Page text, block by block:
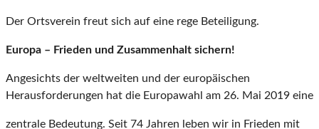
Der Ortsverein freut sich auf eine rege Beteiligung.
Europa – Frieden und Zusammenhalt sichern!
Angesichts der weltweiten und der europäischen
Herausforderungen hat die Europawahl am 26. Mai 2019 eine
zentrale Bedeutung. Seit 74 Jahren leben wir in Frieden mit